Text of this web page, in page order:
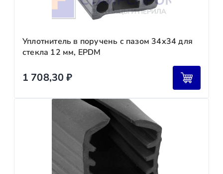
Уплотнитель в поручень с пазом 34х34 для
стекла 12 мм, EPDM
1 708,30₽